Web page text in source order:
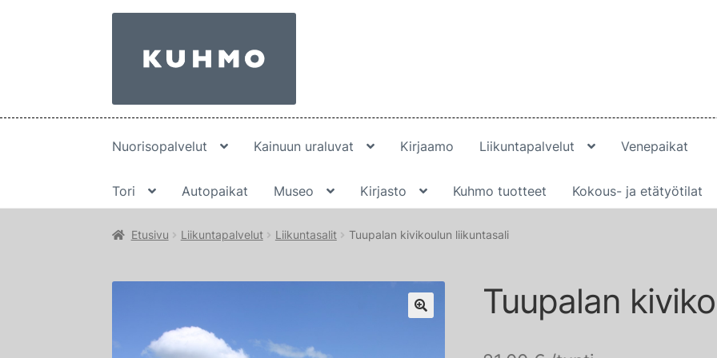
Nuorisopalvelut Kainuun uraluvat Kirjaamo Liikuntapalvelut Venepaikat
Tori Autopaikat Museo Kirjasto Kuhmo tuotteet Kokous- ja etätyötilat
Etusivu Liikuntapalvelut Liikuntasalit Tuupalan kivikoulun liikuntasali
Tuupalan